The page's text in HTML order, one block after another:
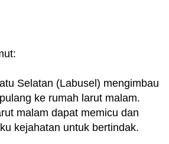
Selatan (Labusel) mengimbau
ke rumah larut malam.
malam dapat memicu dan
kejahatan untuk bertindak.